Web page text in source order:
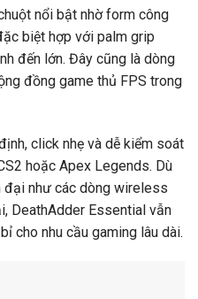
nổi bật nhờ form công
biệt hợp với palm grip
đến lớn. Đây cũng là dòng
đồng game thủ FPS trong
click nhẹ và dễ kiểm soát
hoặc Apex Legends. Dù
đại như các dòng wireless
DeathAdder Essential vẫn
cho nhu cầu gaming lâu dài.